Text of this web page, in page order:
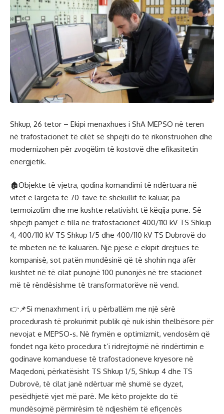
Shkup, 26 tetor – Ekipi menaxhues i ShA MEPSO në teren
në trafostacionet të cilët së shpejti do të rikonstruohen dhe
modernizohen për zvogëlim të kostovë dhe efikasitetin
energjetik.
🏚Objekte të vjetra, godina komandimi të ndërtuara në
vitet e largëta të 70-tave të shekullit të kaluar, pa
termoizolim dhe me kushte relativisht të këqija pune. Së
shpejti pamjet e tilla në trafostacionet 400/110 kV TS Shkup
4, 400/110 kV TS Shkup 1/5 dhe 400/110 kV TS Dubrovë do
të mbeten në të kaluarën. Një pjesë e ekipit drejtues të
kompanisë, sot patën mundësinë që të shohin nga afër
kushtet në të cilat punojnë 100 punonjës në tre stacionet
më të rëndësishme të transformatorëve në vend.
👉📌Si menaxhment i ri, u përballëm me një sërë
procedurash të prokurimit publik që nuk ishin thelbësore për
nevojat e MEPSO-s. Në frymën e optimizmit, vendosëm që
fondet nga këto procedura t’i ridrejtojmë në rindërtimin e
godinave komanduese të trafostacioneve kryesore në
Maqedoni, përkatësisht TS Shkup 1/5, Shkup 4 dhe TS
Dubrovë, të cilat janë ndërtuar më shumë se dyzet,
pesëdhjetë vjet më parë. Me këto projekte do të
mundësojmë përmirësim të ndjeshëm të efiçencës